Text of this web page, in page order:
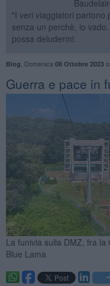
"I veri viaggiatori partono
senza un perchè, io
possa deludermi.
Blog Domenica 08 Ottobre 2023
Guerra e pace in
La funivia sulla DMZ, fra
Blue Lama